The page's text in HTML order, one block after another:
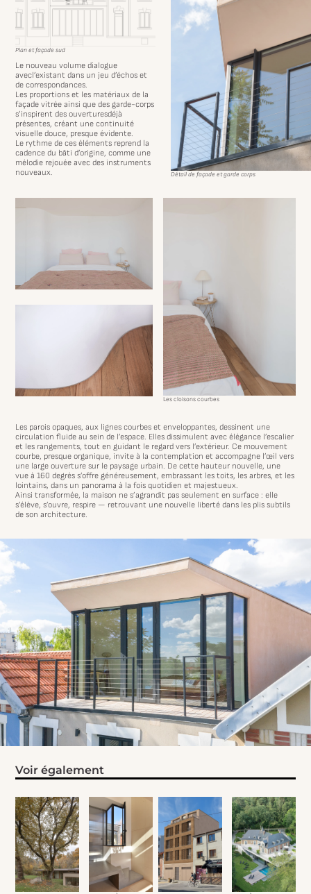
Plan et façade sud
Le nouveau volume dialogue
avecl’existant dans un jeu d’échos et
de correspondances.
Les proportions et les matériaux de la
façade vitrée ainsi que des garde-corps
s’inspirent des ouverturesdéjà
présentes, créant une continuité
visuelle douce, presque évidente.
Le rythme de ces éléments reprend la
cadence du bâti d’origine, comme une
mélodie rejouée avec des instruments
nouveaux.
Détail de façade et garde corps
Les cloisons courbes
Les parois opaques, aux lignes courbes et enveloppantes, dessinent une
circulation fluide au sein de l’espace. Elles dissimulent avec élégance l’escalier
et les rangements, tout en guidant le regard vers l’extérieur. Ce mouvement
courbe, presque organique, invite à la contemplation et accompagne l’œil vers
une large ouverture sur le paysage urbain. De cette hauteur nouvelle, une
vue à 160 degrés s’offre généreusement, embrassant les toits, les arbres, et les
lointains, dans un panorama à la fois quotidien et majestueux.
Ainsi transformée, la maison ne s’agrandit pas seulement en surface : elle
s’élève, s’ouvre, respire — retrouvant une nouvelle liberté dans les plis subtils
de son architecture.
Voir également